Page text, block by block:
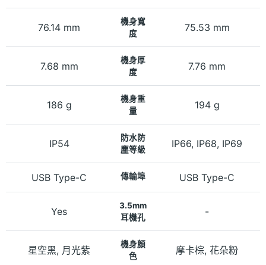
76.14 mm
機身寬
度
75.53 mm
7.68 mm
機身厚
度
7.76 mm
186 g
機身重
量
194 g
IP54
防水防
塵等級
IP66, IP68, IP69
USB Type-C 傳輸埠 USB Type-C
Yes
3.5mm
耳機孔
-
星空黑, 月光紫
機身顏
色
摩卡棕, 花朵粉